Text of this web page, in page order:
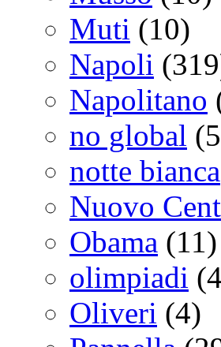
Muti (10)
Napoli
Napolitano
no global
notte bianca
Nuovo
Obama (11)
olimpiadi
Oliveri (4)